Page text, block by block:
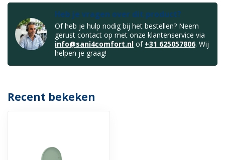
Heb je vragen over dit product?
Of heb je hulp nodig bij het bestellen? Neem
gerust contact op met onze klantenservice via
info@sani4comfort.nl of +31 625057806. Wij
helpen je graag!
Recent bekeken